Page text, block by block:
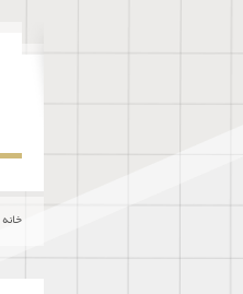
خانه